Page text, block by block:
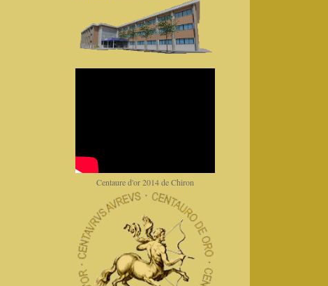
Centaure d'or 2014 de Chiron